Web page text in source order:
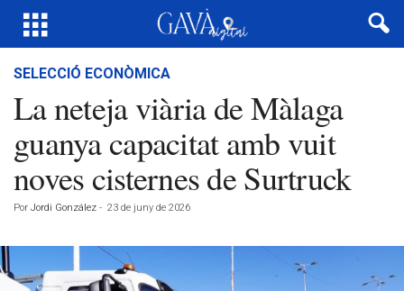
SELECCIÓ ECONÒMICA
La neteja viària de Màlaga
guanya capacitat amb vuit
noves cisternes de Surtruck
Por Jordi González - 23 de juny de 2026